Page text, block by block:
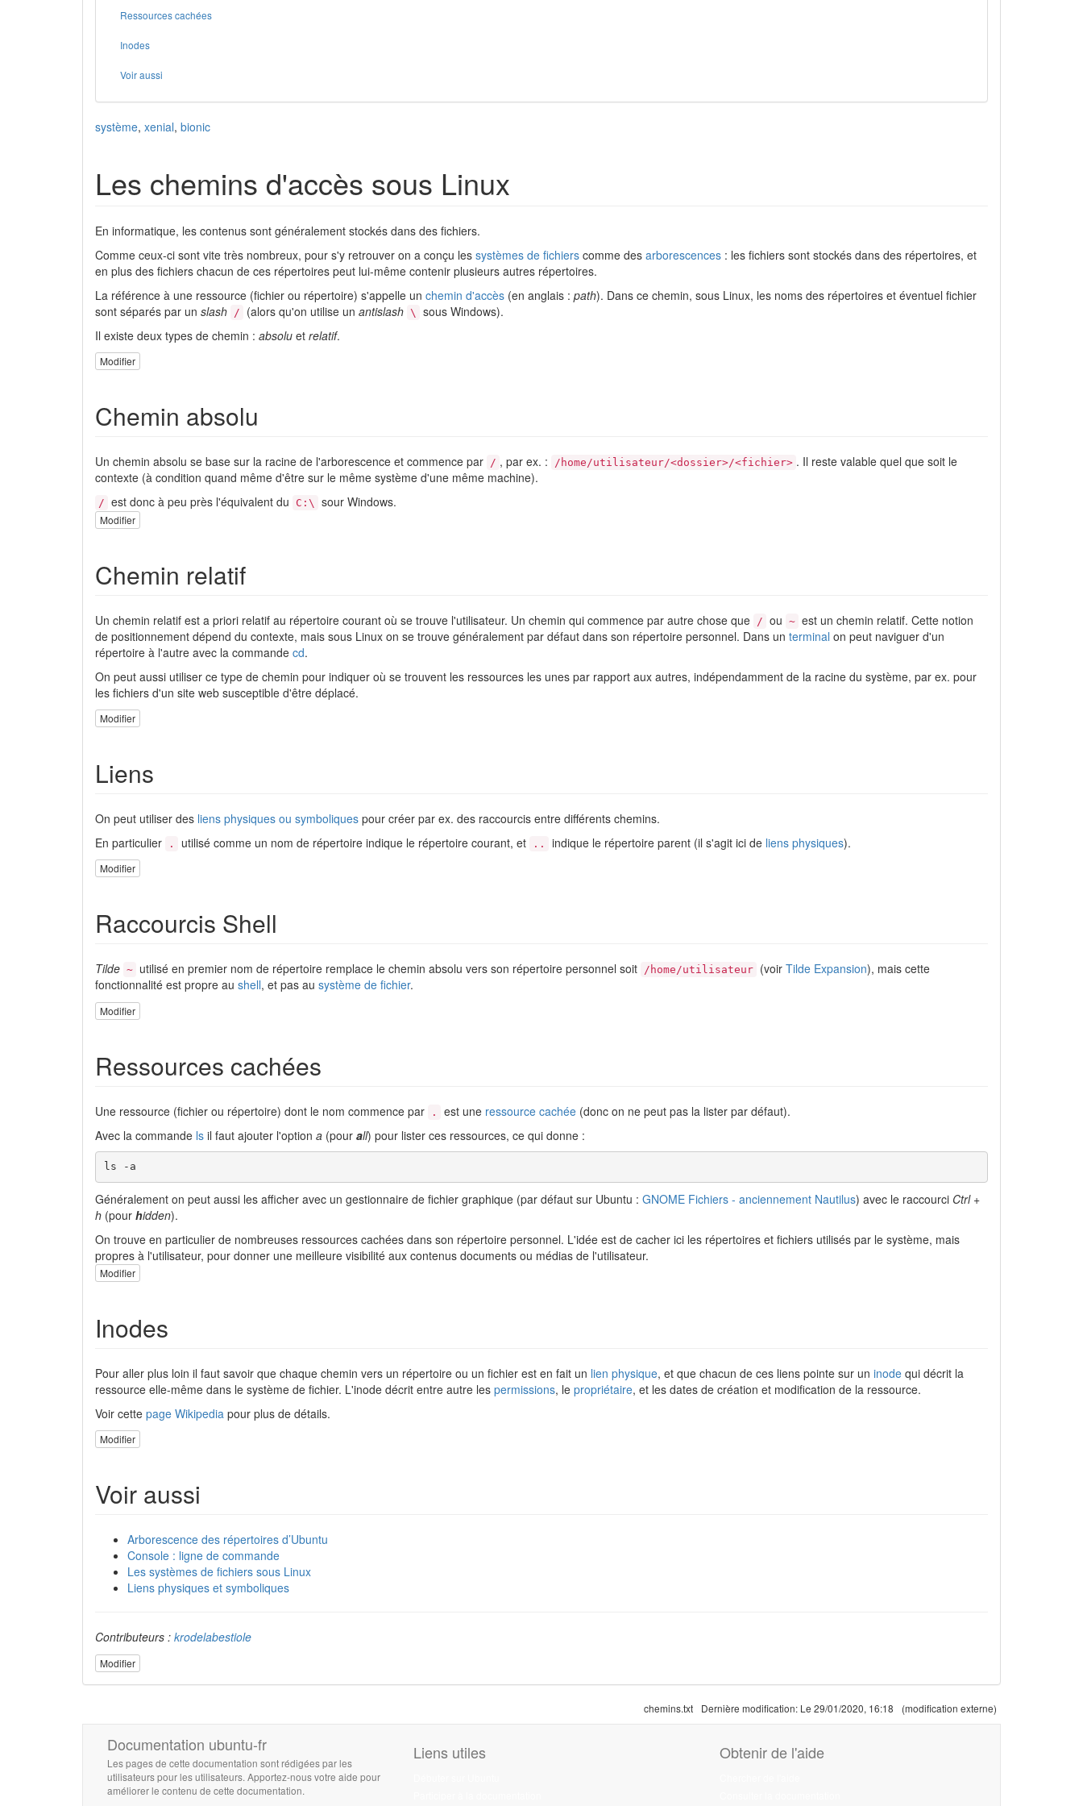
Ressources cachées
Inodes
Voir aussi
système, xenial, bionic
Les chemins d'accès sous Linux
En informatique, les contenus sont généralement stockés dans des fichiers.
Comme ceux-ci sont vite très nombreux, pour s'y retrouver on a conçu les systèmes de fichiers comme des arborescences : les fichiers sont stockés dans des répertoires, et
en plus des fichiers chacun de ces répertoires peut lui-même contenir plusieurs autres répertoires.
La référence à une ressource (fichier ou répertoire) s'appelle un chemin d'accès (en anglais : path). Dans ce chemin, sous Linux, les noms des répertoires et éventuel fichier
sont séparés par un slash / (alors qu'on utilise un antislash \
sous Windows).
Il existe deux types de chemin : absolu et relatif.
Modifier
Chemin absolu
Un chemin absolu se base sur la racine de l'arborescence et commence par / , par ex. : /home/utilisateur/<dossier>/<fichier> . Il reste valable quel que soit le
contexte (à condition quand même d'être sur le même système d'une même machine).
/ est donc à peu près l'équivalent du C:\ sour Windows.
Modifier
Chemin relatif
Un chemin relatif est a priori relatif au répertoire courant où se trouve l'utilisateur. Un chemin qui commence par autre chose que / ou ~ est un chemin relatif. Cette notion
de positionnement dépend du contexte, mais sous Linux on se trouve généralement par défaut dans son répertoire personnel. Dans un terminal on peut naviguer d'un
répertoire à l'autre avec la commande cd.
On peut aussi utiliser ce type de chemin pour indiquer où se trouvent les ressources les unes par rapport aux autres, indépendamment de la racine du système, par ex. pour
les fichiers d'un site web susceptible d'être déplacé.
Modifier
Liens
On peut utiliser des liens physiques ou symboliques pour créer par ex. des raccourcis entre différents chemins.
En particulier
. utilisé comme un nom de répertoire indique le répertoire courant, et .. indique le répertoire parent (il s'agit ici de liens physiques).
Modifier
Raccourcis Shell
Tilde ~ utilisé en premier nom de répertoire remplace le chemin absolu vers son répertoire personnel soit /home/utilisateur (voir Tilde Expansion), mais cette
fonctionnalité est propre au shell, et pas au système de fichier.
Modifier
Ressources cachées
Une ressource (fichier ou répertoire) dont le nom commence par . est une ressource cachée (donc on ne peut pas la lister par défaut).
Avec la commande ls il faut ajouter l'option a (pour all) pour lister ces ressources, ce qui donne :
ls -a
Généralement on peut aussi les afficher avec un gestionnaire de fichier graphique (par défaut sur Ubuntu : GNOME Fichiers - anciennement Nautilus) avec le raccourci Ctrl+
h (pour hidden).
On trouve en particulier de nombreuses ressources cachées dans son répertoire personnel. L'idée est de cacher ici les répertoires et fichiers utilisés par le système, mais
propres à l'utilisateur, pour donner une meilleure visibilité aux contenus documents ou médias de l'utilisateur.
Modifier
Inodes
Pour aller plus loin il faut savoir que chaque chemin vers un répertoire ou un fichier est en fait un lien physique, et que chacun de ces liens pointe sur un inode qui décrit la
ressource elle-même dans le système de fichier. L'inode décrit entre autre les permissions, le propriétaire, et les dates de création et modification de la ressource.
Voir cette page Wikipedia pour plus de détails.
Modifier
Voir aussi
Arborescence des répertoires d’Ubuntu
Console : ligne de commande
Les systèmes de fichiers sous Linux
Liens physiques et symboliques
Contributeurs : krodelabestiole
Modifier
chemins.txt Dernière modification: Le 29/01/2020, 16:18 (modification externe)
Documentation ubuntu-fr
Les pages de cette documentation sont rédigées par les
utilisateurs pour les utilisateurs. Apportez-nous votre aide pour
améliorer le contenu de cette documentation.
Liens utiles Obtenir de l'aide